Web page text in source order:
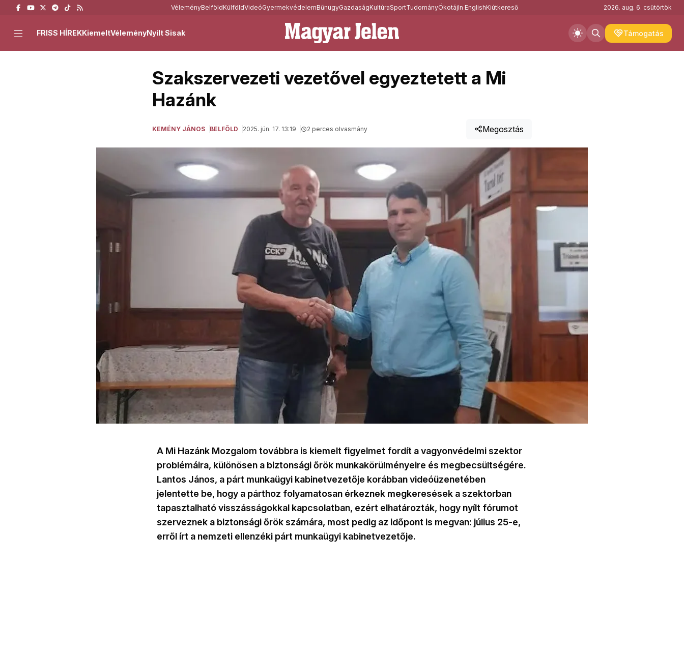
VéleményBelföldKülföldVideóGyermekvédelemBűnügyGazdaságKultúraSportTudományÖkotájIn EnglishKiútkereső 2026. aug. 6. csütörtök
Támogatás
FRISS HÍREKKiemeltVéleményNyílt Sisak
Szakszervezeti vezetővel egyeztetett a Mi
Hazánk
KEMÉNY JÁNOS BELFÖLD 2025. jún. 17. 13:19 2 perces olvasmány Megosztás
A Mi Hazánk Mozgalom továbbra is kiemelt figyelmet fordít a vagyonvédelmi szektor
problémáira, különösen a biztonsági őrök munkakörülményeire és megbecsültségére.
Lantos János, a párt munkaügyi kabinetvezetője korábban videóüzenetében
jelentette be, hogy a párthoz folyamatosan érkeznek megkeresések a szektorban
tapasztalható visszásságokkal kapcsolatban, ezért elhatározták, hogy nyílt fórumot
szerveznek a biztonsági őrök számára, most pedig az időpont is megvan: július 25-e,
erről írt a nemzeti ellenzéki párt munkaügyi kabinetvezetője.